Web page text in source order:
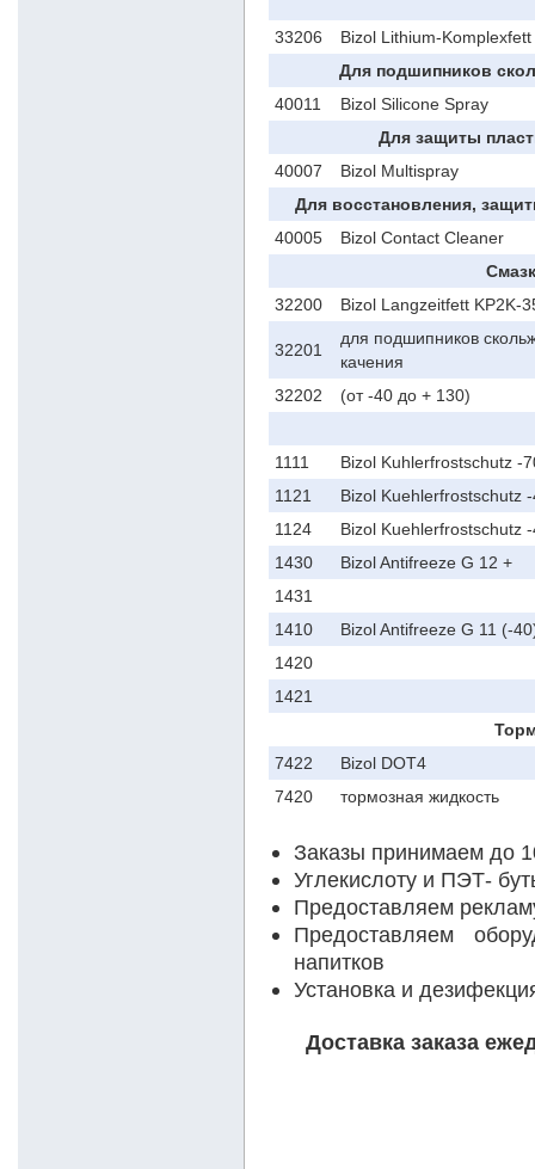
33206
Bizol Lithium-
Для подшипников
40011
Bizol Silicone Spray
Для защиты
40007
Bizol Multispray
Для восстановления,
40005
Bizol Contact Cleaner
32200
Bizol Langzeitfett KP2K-
32201
для подшипников
качения
32202
(от -40 до + 130)
1111
Bizol Kuhlerfrostschutz -
1121
Bizol Kuehlerfrostschutz -
1124
Bizol Kuehlerfrostschutz -
1430
Bizol Antifreeze G 12 +
1431
1410
Bizol Antifreeze G 11 (-
1420
1421
7422
Bizol DOT4
7420
тормозная жидкость
Заказы принимаем до
Углекислоту и ПЭТ-
Предоставляем
Предоставляем
напитков
Установка и
Доставка заказа